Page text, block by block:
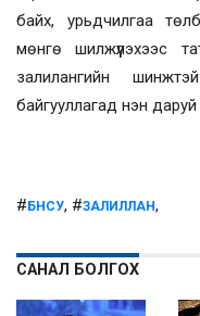
байх, урьдчилгаа
мөнгө шилжүүлэхээс
залилангийн
байгууллагад нэн
#БНСУ, #ЗАЛИЛЛАН,
САНАЛ БОЛГОХ